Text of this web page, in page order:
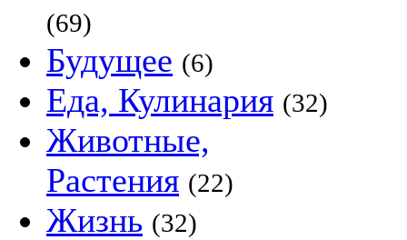
(69)
Будущее (6)
Еда, Кулинария (32)
Животные,
Растения (22)
Жизнь (32)